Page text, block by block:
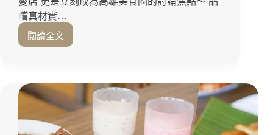
鳳
山
日
式
推
薦！
嚐真材實…
閱讀全文
CP
美
味